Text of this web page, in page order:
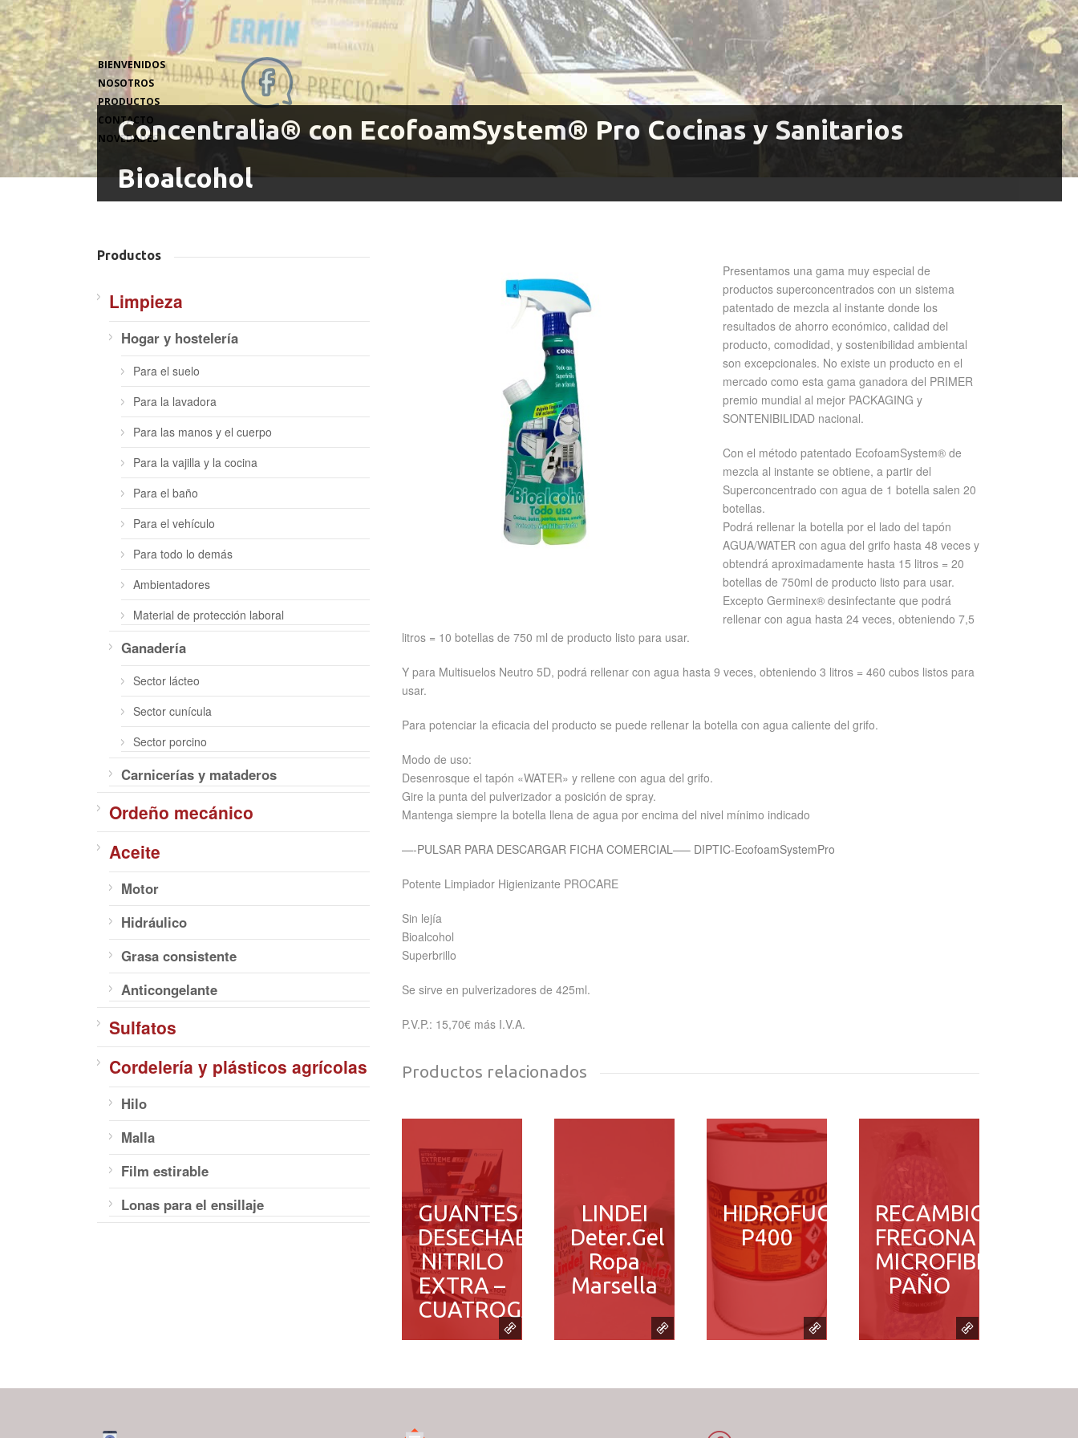
BIENVENIDOS
NOSOTROS
PRODUCTOS
CONTACTO
NOVEDADES
Concentralia® con EcofoamSystem® Pro Cocinas y Sanitarios
Bioalcohol
Presentamos una gama muy especial de
productos superconcentrados con un sistema
patentado de mezcla al instante donde los
resultados de ahorro económico, calidad del
producto, comodidad, y sostenibilidad ambiental
son excepcionales. No existe un producto en el
mercado como esta gama ganadora del PRIMER
premio mundial al mejor PACKAGING y
SONTENIBILIDAD nacional.
Con el método patentado EcofoamSystem® de
mezcla al instante se obtiene, a partir del
Superconcentrado con agua de 1 botella salen 20
botellas.
Podrá rellenar la botella por el lado del tapón
AGUA/WATER con agua del grifo hasta 48 veces y
obtendrá aproximadamente hasta 15 litros = 20
botellas de 750ml de producto listo para usar.
Excepto Germinex® desinfectante que podrá
rellenar con agua hasta 24 veces, obteniendo 7,5
litros = 10 botellas de 750 ml de producto listo para usar.
Y para Multisuelos Neutro 5D, podrá rellenar con agua hasta 9 veces, obteniendo 3 litros = 460 cubos listos para
usar.
Para potenciar la eficacia del producto se puede rellenar la botella con agua caliente del grifo.
Modo de uso:
Desenrosque el tapón «WATER» y rellene con agua del grifo.
Gire la punta del pulverizador a posición de spray.
Mantenga siempre la botella llena de agua por encima del nivel mínimo indicado
—-PULSAR PARA DESCARGAR FICHA COMERCIAL—– DIPTIC-EcofoamSystemPro
Potente Limpiador Higienizante PROCARE
Sin lejía
Bioalcohol
Superbrillo
Se sirve en pulverizadores de 425ml.
P.V.P.: 15,70€ más I.V.A.
Productos relacionados
GUANTES
DESECHABLES
NITRILO
EXTRA –
CUATROGASA
LINDEI
Deter.Gel
Ropa
Marsella
HIDROFUGANTE
P400
RECAMBIO
FREGONA
MICROFIBRA
PAÑO
Productos
Limpieza
Hogar y hostelería
Para el suelo
Para la lavadora
Para las manos y el cuerpo
Para la vajilla y la cocina
Para el baño
Para el vehículo
Para todo lo demás
Ambientadores
Material de protección laboral
Ganadería
Sector lácteo
Sector cunícula
Sector porcino
Carnicerías y mataderos
Ordeño mecánico
Aceite
Motor
Hidráulico
Grasa consistente
Anticongelante
Sulfatos
Cordelería y plásticos agrícolas
Hilo
Malla
Film estirable
Lonas para el ensillaje